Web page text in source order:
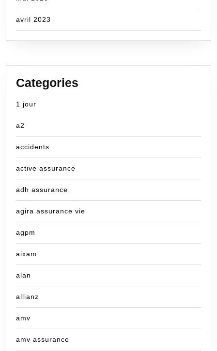
avril 2023
Categories
1 jour
a2
accidents
active assurance
adh assurance
agira assurance vie
agpm
aixam
alan
allianz
amv
amv assurance